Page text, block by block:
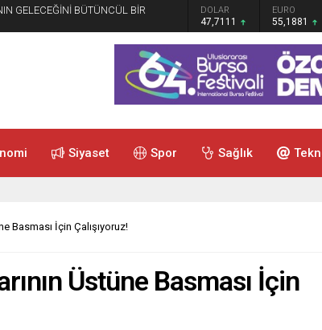
GELECEĞİNİ BÜTÜNCÜL BİRGRAM ALTIN DOLAR
47,7111
EURO
55,1881
Siyaset Spor Sağlık
Basması İçin Çalışıyoruz!
Üstüne Basması İçin